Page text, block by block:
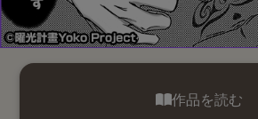
作品を読む